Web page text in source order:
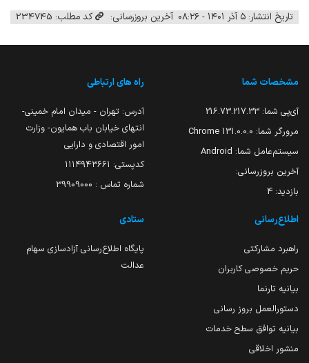
تاریخ انتشار: ۵ آذر ۱۴۰۱ - ۰۸:۲۶ آخرین بروزرسانی: کد مطلب: 234745
مشخصات شما
آی‌پی شما: 216.73.217.33
مرورگر شما: 131.0.0.0 Chrome
سیستم‌عامل شما: Android
آخرین بروزرسانی:
بازدید: 4
راه های ارتباطی
آدرس: تهران - میدان امام خمینی-
انتهای خیابان باب همایون- وزارت
امور اقتصادی و دارایی
کدپستی: ۱۱۱۴۹۴۳۶۶۱
شماره تماس : 39909000
اطلاع‌رسانی
راهبرد مشارکتی
حریم خصوصی کاربران
بیانیه تارنما
دستورالعمل بروز رسانی
بیانیه توافق سطح خدمات
منشور اخلاقی
ستادی
پایگاه اطلاع‌رسانی آزادسازی سهام
عدالت